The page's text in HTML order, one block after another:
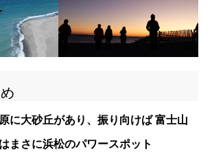
に大砂丘があり、振り向けば 富士山
まさに浜松のパワースポット